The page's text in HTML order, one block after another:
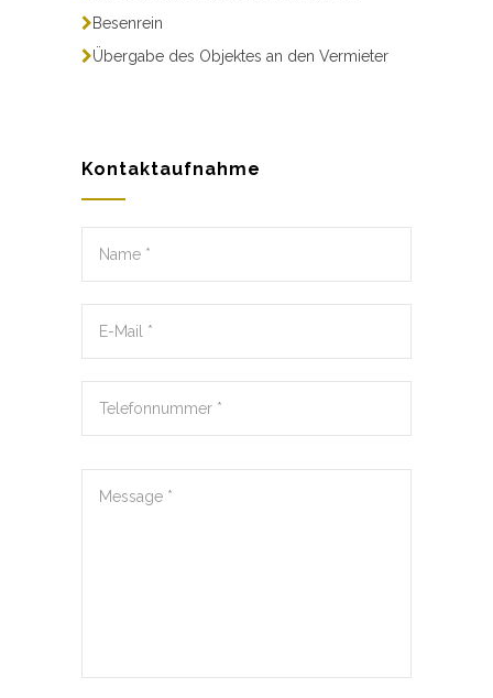
Besenrein
Übergabe des Objektes an den Vermieter
Kontaktaufnahme